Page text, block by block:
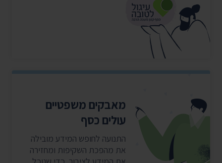
מאבקים משפטיים
עולים כסף
התנועה לחופש המידע מובילה
את מהפכת השקיפות ומחזירה